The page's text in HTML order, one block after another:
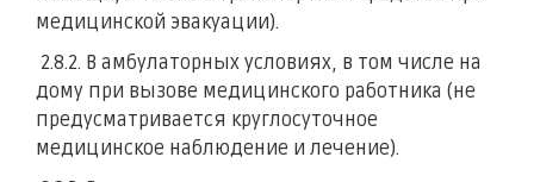
медицинской эвакуации).
2.8.2. В амбулаторных условиях, в том числе на
дому при вызове медицинского работника (не
предусматривается круглосуточное
медицинское наблюдение и лечение).